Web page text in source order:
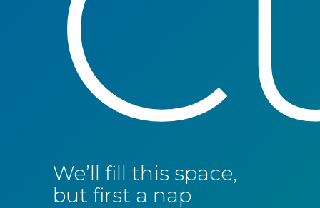
We’ll fill this space,
but first a nap